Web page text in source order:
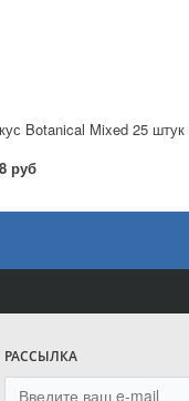
Botanical Mixed 25 штук
руб
РАССЫЛКА